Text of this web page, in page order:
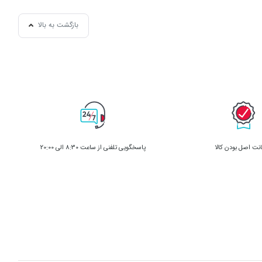
بازگشت به بالا
اصل بودن کالا پاسخگویی تلفنی از ساعت 8:30 الی 20:00